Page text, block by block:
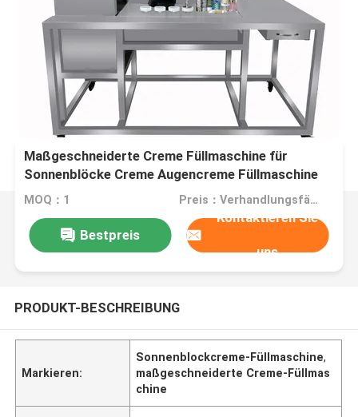
Maßgeschneiderte Creme Füllmaschine für
Sonnenblöcke Creme Augencreme Füllmaschine
MOQ：1 Preis：Verhandlungsfähig
Bestpreis
Kontaktieren Sie
uns
PRODUKT-BESCHREIBUNG
Markieren:
Sonnenblockcreme-Füllmaschine,
maßgeschneiderte Creme-Füllmas
chine